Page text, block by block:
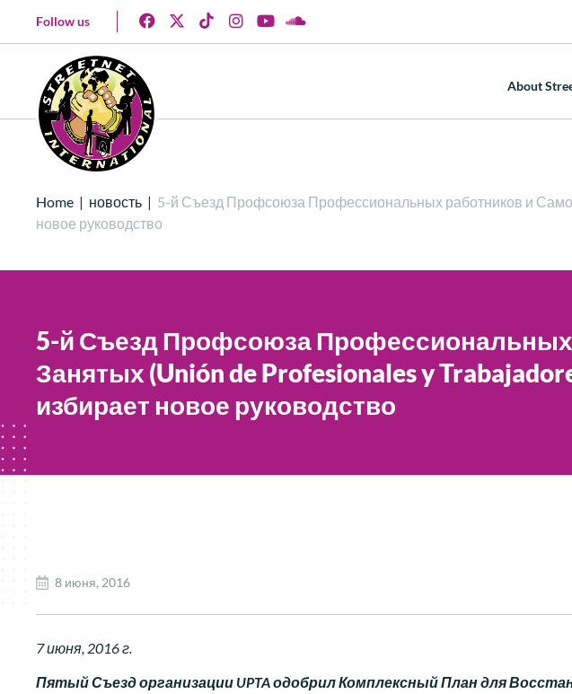
Follow us
About
Home | новость | 5-й Съезд Профсоюза Профессиональных работников и
новое руководство
5-й Съезд Профсоюза Профессиональных
Занятых (Unión de Profesionales y
избирает новое руководство
8 июня, 2016
7 июня, 2016 г.
Пятый Съезд организации UPTA одобрил Комплексный План для